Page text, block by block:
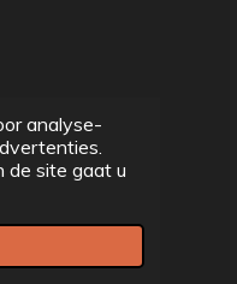
analyse-
de site gaat u